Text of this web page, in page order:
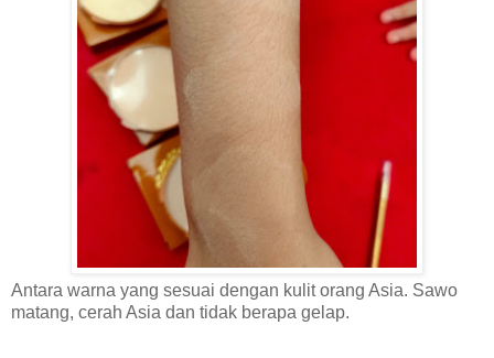
Antara warna yang sesuai dengan kulit orang Asia. Sawo
matang, cerah Asia dan tidak berapa gelap.